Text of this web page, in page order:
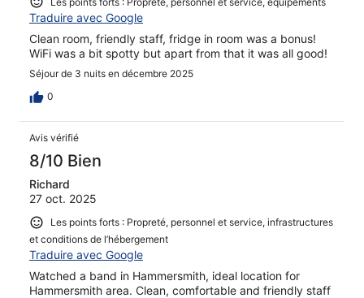
Traduire avec Google
Clean room, friendly staff, fridge in room was a bonus!
WiFi was a bit spotty but apart from that it was all good!
Séjour de 3 nuits en décembre 2025
0
Avis vérifié
8/10 Bien
Richard
27 oct. 2025
Les points forts : Propreté, personnel et service, infrastructures
et conditions de l’hébergement
Traduire avec Google
Watched a band in Hammersmith, ideal location for
Hammersmith area. Clean, comfortable and friendly staff